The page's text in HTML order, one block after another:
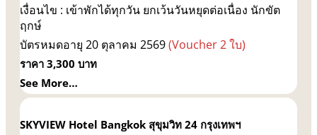
เงื่อนไข : เข้าพักได้ทุกวัน ยกเว้นวันหยุดต่อเนื่อง นักขัต
ฤกษ์
บัตรหมดอายุ 20 ตุลาคม 2569(Voucher 2 ใบ)
ราคา 3,300 บาท
See More…
SKYVIEW Hotel Bangkok สุขุมวิท 24 กรุงเทพฯ